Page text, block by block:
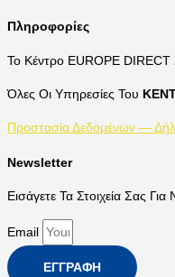
Πληροφορίες
Το Κέντρο EUROPE DIRECT
Όλες Οι Υπηρεσίες Του
Προστασία Δεδομένων —
Newsletter
Εισάγετε Τα Στοιχεία Σας
Email
ΕΓΓΡΑΦΉ